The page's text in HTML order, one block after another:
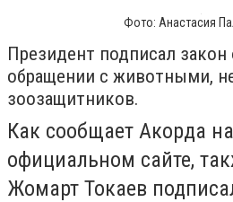
Фото: Анастасия
Президент подписал
обращении с животными,
зоозащитников.
Как сообщает Акорда
официальном сайте,
Жомарт Токаев